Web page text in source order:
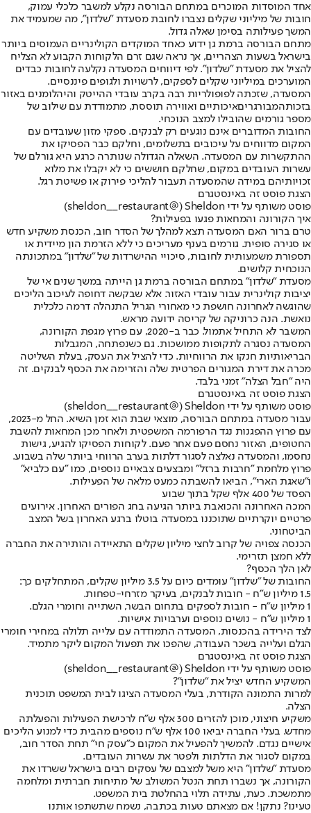
אחד המוסדות המוכרים במתחם הבורסה נקלע למשבר כלכלי עמוק,
חובות של מיליוני שקלים נצברו לחובת מסעדת "שלדון", מה שמעמיד את
המשך פעילותה בסימן שאלה גדול.
מתחם הבורסה ברמת גן ידוע כאחד המוקדים הקולינריים העמוסים ביותר
בישראל בשעות הצהריים, אך נראה שגם זרם הלקוחות הקבוע לא הצליח
להציל את מסעדת "שלדון". לפי דיווחים המסעדה נקלעה לחובות כבדים
המוערכים במיליוני שקלים לספקים, לרשויות ולגופים פיננסיים.
המסעדה, שזכתה לפופולריות רבה בקרב עובדי ההייטק והיהלומנים באזור
בזכותהמבורגריםאיכותיים ואווירה תוססת, מתמודדת עם שילוב של
מספר גורמים שהובילו למצב הנוכחי.
החובות המדוברים אינם נוגעים רק לבנקים. ספקי מזון שעובדים עם
המקום מדווחים על עיכובים בתשלומים, וחלקם כבר הפסיקו את
ההתקשרות עם המסעדה. השאלה הגדולה שנותרה כרגע היא גורלם של
עשרות העובדים במקום, שחלקם חוששים כי לא יקבלו את מלוא
זכויותיהם במידה שהמסעדה תעבור להליכי פירוק או פשיטת רגל.
הצגת פוסט זה באינסטגרם
פוסט משותף על ידי ‏‎Sheldon‎‏ (@‏‎sheldon__restaurant‎‏)
איך הקורונה והמחאות פגעו בפעילות?
טרם ברור האם המסעדה תצא למהלך של הסדר חוב, הכנסת משקיע חדש
או סגירה סופית. גורמים בענף מעריכים כי ללא הזרמת הון מיידית או
תספורת משמעותית לחובות, סיכויי ההישרדות של "שלדון" במתכונתה
הנוכחית קלושים.
מסעדת "שלדון" במתחם הבורסה ברמת גן הייתה במשך שנים אי של
יציבות קולינרית עבור עובדי האזור. אלא שבקשה דחופה לעיכוב הליכים
שהוגשה לאחרונה חושפת כי מאחורי הגריל התנהלה דרמה כלכלית
נואשת. הנה כרוניקה של קריסה ידועה מראש.
המשבר לא התחיל אתמול. כבר ב-2020, עם פרוץ מגפת הקורונה,
המסעדה נסגרה לתקופות ממושכות. גם כשנפתחה, המגבלות
הבריאותיות חנקו את הרווחיות. כדי להציל את העסק, בעלת השליטה
מכרה את דירת המגורים הפרטית שלה והזרימה את הכסף לבנקים. זה
היה "חבל הצלה" זמני בלבד.
הצגת פוסט זה באינסטגרם
פוסט משותף על ידי ‏‎Sheldon‎‏ (@‏‎sheldon__restaurant‎‏)
עבור מסעדה במתחם הבורסה, מוצאי שבת הוא זמן השיא. החל מ-2023,
עם פרוץ ההפגנות נגד הרפורמה המשפטית ולאחר מכן המחאות להשבת
החטופים, האזור נחסם פעם אחר פעם. לקוחות הפסיקו להגיע, גישות
נחסמו, והמסעדה נאלצה לסגור דלתות בערב הרווחי ביותר שלה בשבוע.
פרוץ מלחמת "חרבות ברזל" ומבצעים צבאיים נוספים, כמו "עם כלביא"
ו"שאגת הארי", הביאו להשבתה כמעט מלאה של הפעילות.
הפסד של 400 אלף שקל בתוך שבוע
המכה האחרונה והכואבת ביותר הגיעה בחג הפורים האחרון. אירועים
פרטיים יוקרתיים שתוכננו במסעדה בוטלו ברגע האחרון בשל המצב
הביטחוני.
הכנסה צפויה של קרוב לחצי מיליון שקלים התאיידה והותירה את החברה
ללא חמצן תזרימי.
לאן הלך הכסף?
החובות של "שלדון" עומדים כיום על 3.5 מיליון שקלים, המתחלקים כך:
1.5 מיליון ש"ח - חובות לבנקים, בעיקר מזרחי-טפחות.
1 מיליון ש"ח - חובות לספקים בתחום הבשר, השתייה וחומרי הגלם.
1 מיליון ש"ח - נושים נוספים וערבויות אישיות.
לצד הירידה בהכנסות, המסעדה התמודדה עם עלייה תלולה במחירי חומרי
הגלם ועלייה בשכר העבודה, שהפכו את תפעול המקום ליקר מתמיד.
הצגת פוסט זה באינסטגרם
פוסט משותף על ידי ‏‎Sheldon‎‏ (@‏‎sheldon__restaurant‎‏)
המשקיע החדש יציל את "שלדון"?
למרות התמונה הקודרת, בעלי המסעדה הציגו לבית המשפט תוכנית
הצלה.
משקיע חיצוני, מוכן להזרים 300 אלף ש"ח לרכישת הפעילות והפעלתה
מחדש. בעלי החברה יביאו 100 אלף ש"ח נוספים מהבית כדי למנוע הליכים
אישיים נגדם. להמשיך להפעיל את המקום כ"עסק חי" תחת הסדר חוב,
במקום לסגור את הדלתות ולפטר את עשרות העובדים.
מסעדת "שלדון" היא משל למצבם של עסקים רבים בישראל ששרדו את
הקורונה, אך נשברו תחת הנטל המשולב של מתיחות חברתית ומלחמה
מתמשכת. כעת, עתידה תלוי בהחלטת בית המשפט.
טעינו? נתקן! אם מצאתם טעות בכתבה, נשמח שתשתפו אותנו